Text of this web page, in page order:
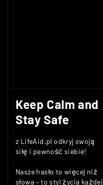
Keep Calm and
Stay Safe
z LifeAid.pl odkryj swoją
siłę i pewność siebie!
Nasze hasło to więcej niż
słowa – to styl życia każdej